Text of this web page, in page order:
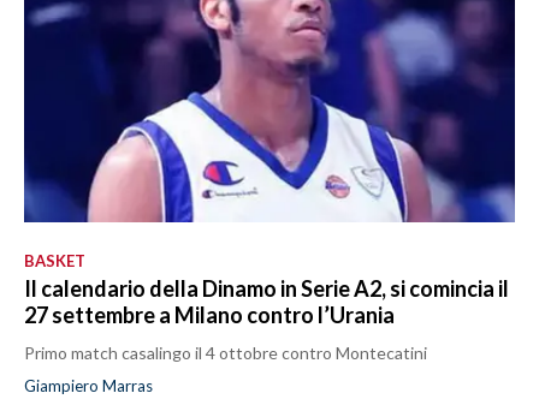
BASKET
Il calendario della Dinamo in Serie A2, si comincia il
27 settembre a Milano contro l’Urania
Primo match casalingo il 4 ottobre contro Montecatini
Giampiero Marras